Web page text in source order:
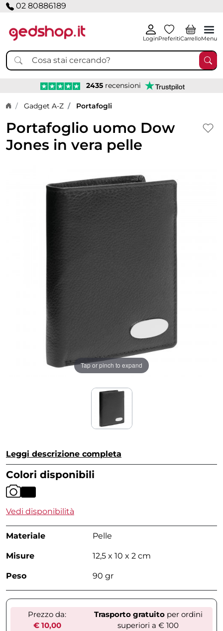
02 80886189
LoginPreferitiCarrelloMenu
2435 recensioni
Home page
Gadget A-Z Portafogli
Portafoglio uomo Dow
Jones in vera pelle
Tap or pinch to expand
Leggi descrizione completa
Colori disponibili
Vedi disponibilità
Materiale Pelle
Misure 12,5 x 10 x 2 cm
Peso 90 gr
Prezzo da:
€ 10,00
Trasporto gratuitoper ordini
superiori a € 100